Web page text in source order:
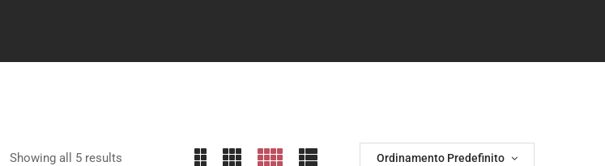
Showing all 5 results Ordinamento Predefinito